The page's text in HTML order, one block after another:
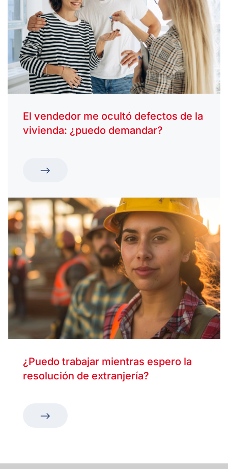
El vendedor me ocultó defectos de la
vivienda: ¿puedo demandar?
¿Puedo trabajar mientras espero la
resolución de extranjería?